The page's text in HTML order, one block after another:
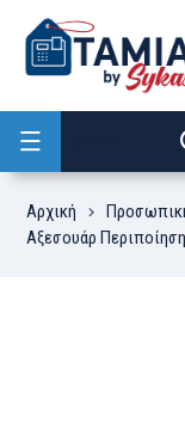
Αρχική
Αξεσουάρ